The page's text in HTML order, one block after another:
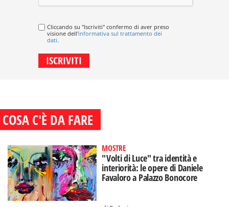
Cliccando su "Iscriviti" confermo di aver preso
visione dell'informativa sul trattamento dei
dati.
COSA C'È DA FARE
MOSTRE
"Volti di Luce" tra identità e
interiorità: le opere di Daniele
Favaloro a Palazzo Bonocore